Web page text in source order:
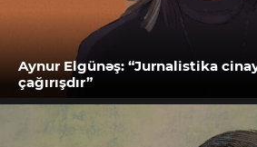
Aynur Elgünəş: “Jurnalistika
çağırışdır”